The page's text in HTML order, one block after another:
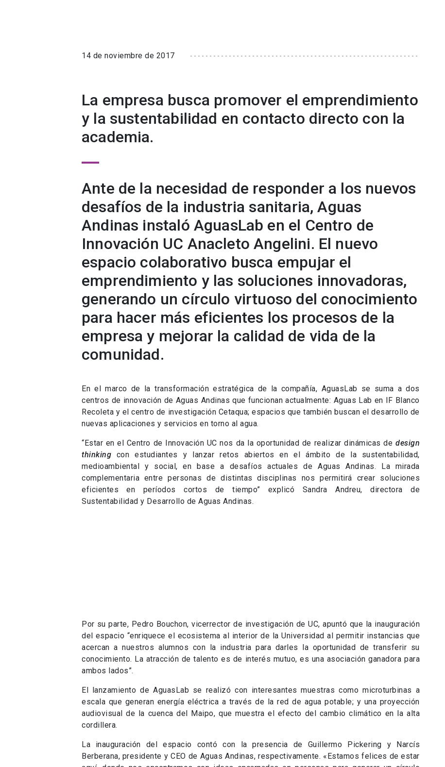
14 de noviembre de 2017
La empresa busca promover el emprendimiento
y la sustentabilidad en contacto directo con la
academia.
Ante de la necesidad de responder a los nuevos
desafíos de la industria sanitaria, Aguas
Andinas instaló AguasLab en el Centro de
Innovación UC Anacleto Angelini. El nuevo
espacio colaborativo busca empujar el
emprendimiento y las soluciones innovadoras,
generando un círculo virtuoso del conocimiento
para hacer más eficientes los procesos de la
empresa y mejorar la calidad de vida de la
comunidad.
En el marco de la transformación estratégica de la compañía, AguasLab se suma a dos
centros de innovación de Aguas Andinas que funcionan actualmente: Aguas Lab en IF Blanco
Recoleta y el centro de investigación Cetaqua; espacios que también buscan el desarrollo de
nuevas aplicaciones y servicios en torno al agua.
“Estar en el Centro de Innovación UC nos da la oportunidad de realizar dinámicas de design
thinking con estudiantes y lanzar retos abiertos en el ámbito de la sustentabilidad,
medioambiental y social, en base a desafíos actuales de Aguas Andinas. La mirada
complementaria entre personas de distintas disciplinas nos permitirá crear soluciones
eficientes en períodos cortos de tiempo” explicó Sandra Andreu, directora de
Sustentabilidad y Desarrollo de Aguas Andinas.
audiovisual de la cuenca del Maipo, que muestra el efecto del cambio climático en la alta
cordillera.
La inauguración del espacio contó con la presencia de Guillermo Pickering y Narcís
Berberana, presidente y CEO de Aguas Andinas, respectivamente. «Estamos felices de estar
virtuoso del conocimiento» expresó el presidente de la compañía. A su vez, respecto a su
llegada al Centro, el CEO de Aguas Andinas explicó que «la innovación es encontrar los
espacios donde las ideas se pueden llevar a cabo para mejorar la vida de las personas».
relevantes del ecosistema de innovación en el panel “Talento y emprendimiento”, moderado
por Víctor Salazar, gerente de innovación de Aguas Andinas. “Buscamos vincular el talento